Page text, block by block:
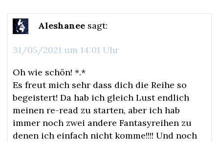
Aleshanee sagt:
31/05/2021 um 14:01 Uhr
Oh wie schön! *.*
Es freut mich sehr dass dich die Reihe so
begeistert! Da hab ich gleich Lust endlich
meinen re-read zu starten, aber ich hab
immer noch zwei andere Fantasyreihen zu
denen ich einfach nicht komme!!!! Und noch